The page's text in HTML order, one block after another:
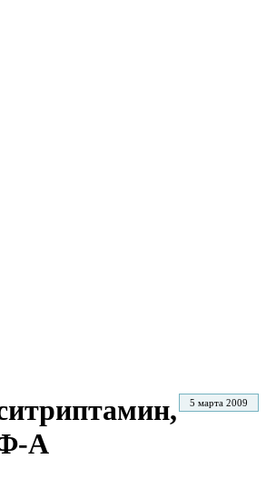
5 марта 2009
А